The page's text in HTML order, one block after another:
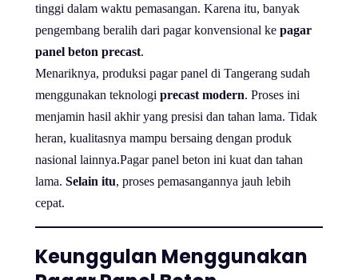
tinggi dalam waktu pemasangan. Karena itu, banyak
pengembang beralih dari pagar konvensional ke pagar
panel beton precast.
Menariknya, produksi pagar panel di Tangerang sudah
menggunakan teknologi precast modern. Proses ini
menjamin hasil akhir yang presisi dan tahan lama. Tidak
heran, kualitasnya mampu bersaing dengan produk
nasional lainnya.Pagar panel beton ini kuat dan tahan
lama. Selain itu, proses pemasangannya jauh lebih
cepat.
Keunggulan Menggunakan